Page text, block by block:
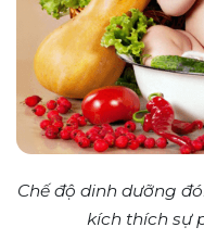
Chế độ dinh dưỡng
kích thích sự